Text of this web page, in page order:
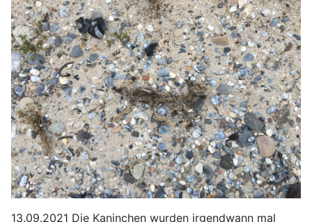
13.09.2021 Die Kaninchen wurden irgendwann mal